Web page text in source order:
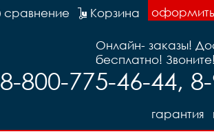
оформить
Корзина
сравнение
Онлайн- заказы!
бесплатно! Звоните!
8-800-775-46-44,
гарантия